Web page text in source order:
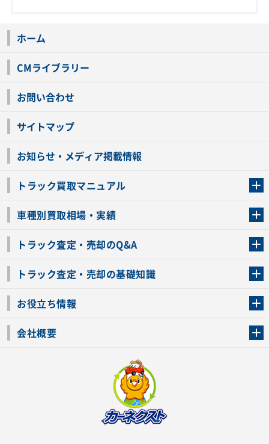
ホーム
CMライブラリー
お問い合わせ
サイトマップ
お知らせ・メディア掲載情報
トラック買取マニュアル
車種別買取相場・実績
トラック査定・売却のQ&A
トラック査定・売却の基礎知識
お役立ち情報
会社概要